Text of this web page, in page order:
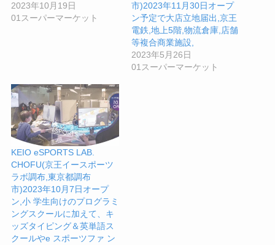
2023年10月19日
01スーパーマーケット
市)2023年11月30日オープ
ン予定で大店立地届出,京王
電鉄,地上5階,物流倉庫,店舗
等複合商業施設,
2023年5月26日
01スーパーマーケット
KEIO eSPORTS LAB.
CHOFU(京王イースポーツ
ラボ調布,東京都調布
市)2023年10月7日オープ
ン,小 学生向けのプログラミ
ングスクールに加えて、キ
ッズタイピング＆英単語ス
クールやe スポーツファ ン